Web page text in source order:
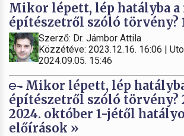
Mikor lépett, lép hatályba a
építészetről szóló törvény?
Szerző: Dr. Jámbor Attila
Közzétéve: 2023.12.16. 16:06 |
2024.09.05. 15:46
Mikor lépett, lép
építészetről szóló törvény?
2024. október 1-jétől
előírások »